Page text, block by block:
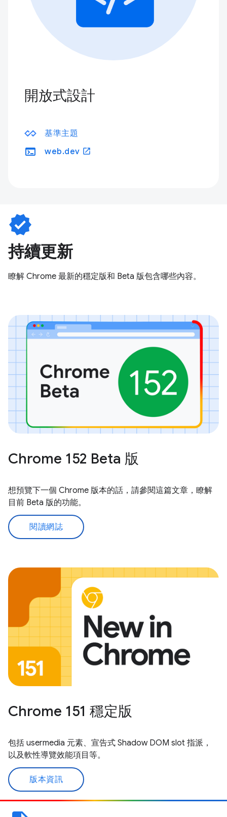
開放式設計
基準主題
terminal web.dev open_in_new
verified
持續更新
瞭解 Chrome 最新的穩定版和 Beta 版包含哪些內容。
Chrome 152 Beta 版
想預覽下一個 Chrome 版本的話，請參閱這篇文章，瞭解
目前 Beta 版的功能。
閱讀網誌
Chrome 151 穩定版
包括 usermedia 元素、宣告式 Shadow DOM slot 指派，
以及軟性導覽效能項目等。
版本資訊